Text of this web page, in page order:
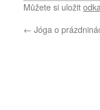
Můžete si uložit
← Jóga o